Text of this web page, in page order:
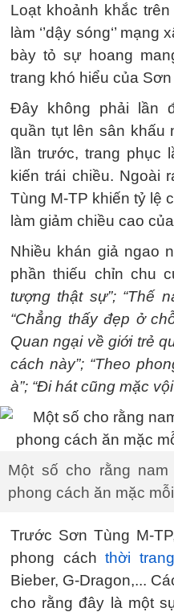
Loạt khoảnh khắc
làm ‘’dậy sóng‘’
bày tỏ sự hoang
trang khó hiểu của
Đây không phải lần
quần tụt lên sân khấu
lần trước, trang phục
kiến trái chiều. Ngoài
Tùng M-TP khiến tỷ lệ
làm giảm chiều cao
Nhiều khán giả ngao
phần thiếu chỉn chu
tượng thật sự”; “Thế
“Chẳng thấy đẹp ở
Quan ngại về giới trẻ
cách này”; “Theo
à”; “Đi hát cũng mặc
Một số cho rằng
phong cách ăn mặc
Trước Sơn Tùng M-
phong cách thời trang
Bieber, G-Dragon,...
cho rằng đây là một